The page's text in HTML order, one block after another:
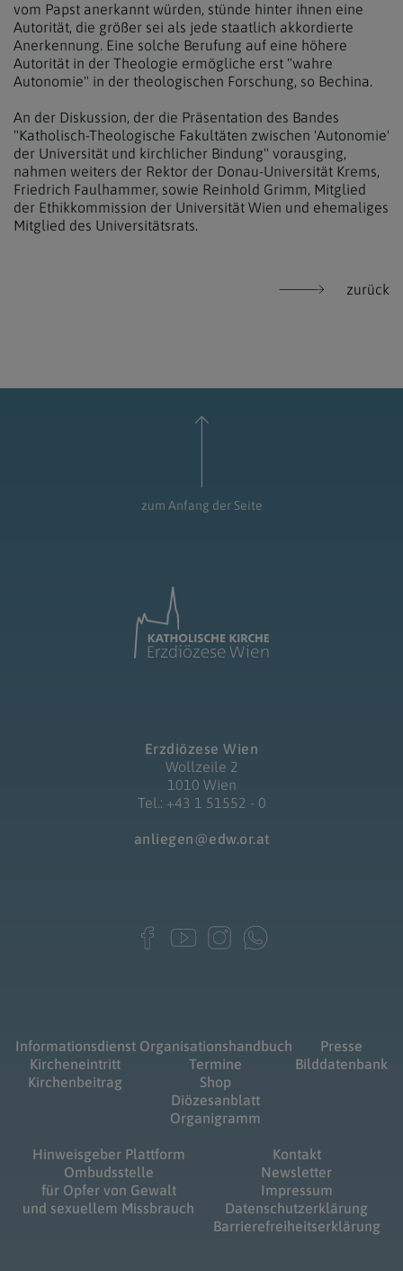
vom Papst anerkannt würden, stünde hinter ihnen eine
Autorität, die größer sei als jede staatlich akkordierte
Anerkennung. Eine solche Berufung auf eine höhere
Autorität in der Theologie ermögliche erst "wahre
Autonomie" in der theologischen Forschung, so Bechina.
An der Diskussion, der die Präsentation des Bandes
"Katholisch-Theologische Fakultäten zwischen 'Autonomie'
der Universität und kirchlicher Bindung" vorausging,
nahmen weiters der Rektor der Donau-Universität Krems,
Friedrich Faulhammer, sowie Reinhold Grimm, Mitglied
der Ethikkommission der Universität Wien und ehemaliges
Mitglied des Universitätsrats.
zurück
zum Anfang der Seite
Erzdiözese Wien
Wollzeile 2
1010 Wien
Tel.: +43 1 51552 - 0
anliegen@edw.or.at
Informationsdienst
Kircheneintritt
Kirchenbeitrag
Organisationshandbuch
Termine
Shop
Diözesanblatt
Organigramm
Presse
Bilddatenbank
Hinweisgeber Plattform
Ombudsstelle
für Opfer von Gewalt
und sexuellem Missbrauch
Kontakt
Newsletter
Impressum
Datenschutzerklärung
Barrierefreiheitserklärung